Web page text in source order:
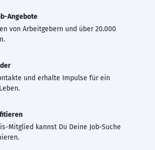
Angebote
von Arbeitgebern und über 20.000
und erhalte Impulse für ein
Mitglied kannst Du Deine Job-Suche